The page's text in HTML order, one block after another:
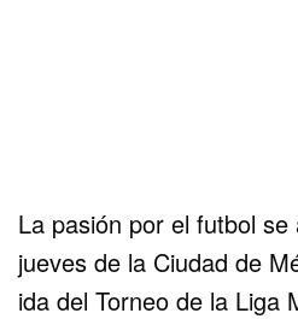
La pasión por el futbol
jueves de la Ciudad de
ida del Torneo de la Liga